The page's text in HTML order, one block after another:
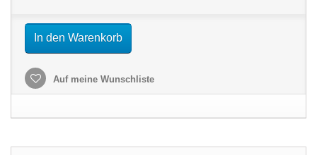
In den Warenkorb
Auf meine Wunschliste